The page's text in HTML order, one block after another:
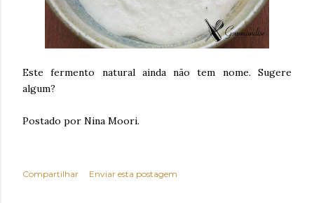
Este fermento natural ainda não tem nome. Sugere
algum?
Postado por Nina Moori.
Compartilhar Enviar esta postagem